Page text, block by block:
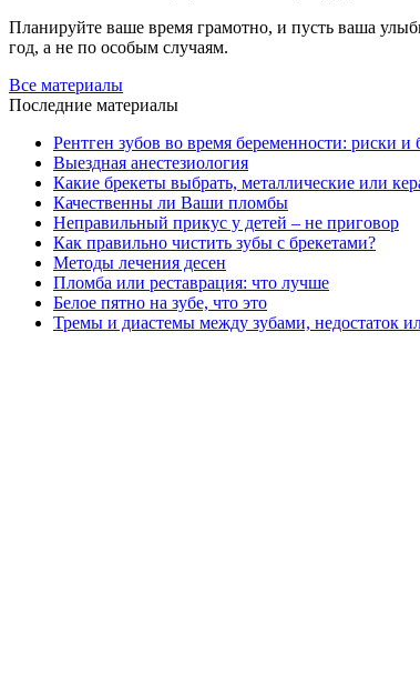
Планируйте ваше время грамотно, и пусть ваша
год, а не по особым случаям.
Все материалы
Последние материалы
Рентген зубов во время беременности: риски и
Выездная анестезиология
Какие брекеты выбрать, металлические или
Качественны ли Ваши пломбы
Неправильный прикус у детей – не приговор
Как правильно чистить зубы с брекетами?
Методы лечения десен
Пломба или реставрация: что лучше
Белое пятно на зубе, что это
Тремы и диастемы между зубами, недостаток